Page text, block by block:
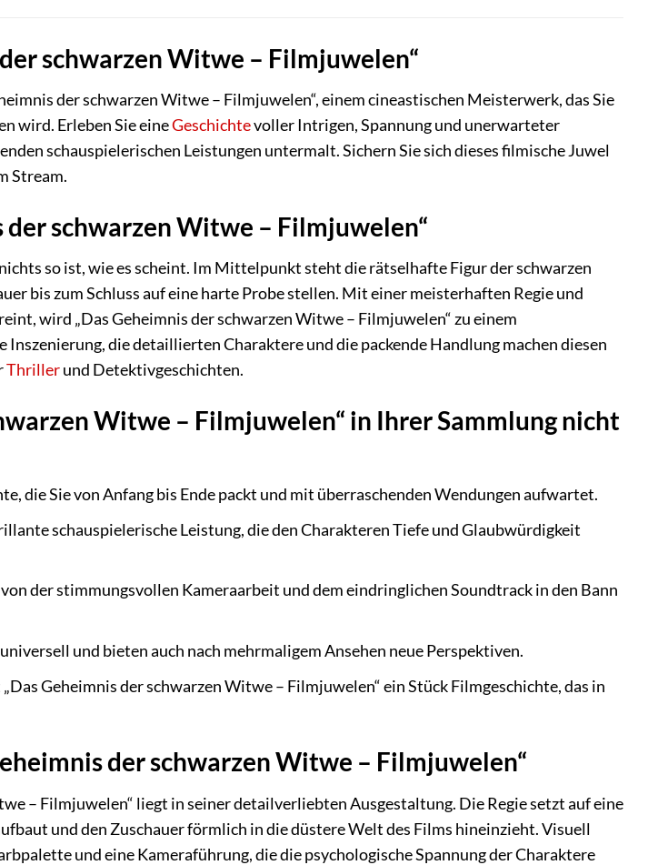
schwarzen Witwe – Filmjuwelen“
der schwarzen Witwe – Filmjuwelen“, einem cineastischen Meisterwerk, das Sie
wird. Erleben Sie eineGeschichtevoller Intrigen, Spannung und unerwarteter
schauspielerischen Leistungen untermalt. Sichern Sie sich dieses filmische Juwel
Stream.
der schwarzen Witwe – Filmjuwelen“
so ist, wie es scheint. Im Mittelpunkt steht die rätselhafte Figur der schwarzen
bis zum Schluss auf eine harte Probe stellen. Mit einer meisterhaften Regie und
wird „Das Geheimnis der schwarzen Witwe – Filmjuwelen“ zu einem
die detaillierten Charaktere und die packende Handlung machen diesen
Thrillerund Detektivgeschichten.
Witwe – Filmjuwelen“ in Ihrer Sammlung nicht
die Sie von Anfang bis Ende packt und mit überraschenden Wendungen aufwartet.
schauspielerische Leistung, die den Charakteren Tiefe und Glaubwürdigkeit
von der stimmungsvollen Kameraarbeit und dem eindringlichen Soundtrack in den Bann
und bieten auch nach mehrmaligem Ansehen neue Perspektiven.
Geheimnis der schwarzen Witwe – Filmjuwelen“ ein Stück Filmgeschichte, das in
der schwarzen Witwe – Filmjuwelen“
– Filmjuwelen“ liegt in seiner detailverliebten Ausgestaltung. Die Regie setzt auf eine
und den Zuschauer förmlich in die düstere Welt des Films hineinzieht. Visuell
und eine Kameraführung, die die psychologische Spannung der Charaktere